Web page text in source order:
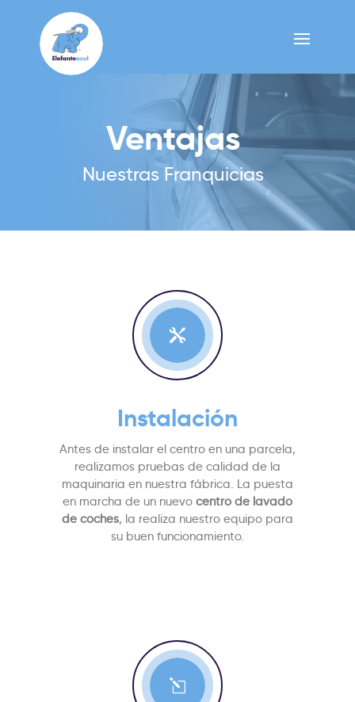
Ventajas
Nuestras Franquicias

Instalación
Antes de instalar el centro en una parcela,
realizamos pruebas de calidad de la
maquinaria en nuestra fábrica. La puesta
en marcha de un nuevo centro de lavado
de coches, la realiza nuestro equipo para
su buen funcionamiento.
l